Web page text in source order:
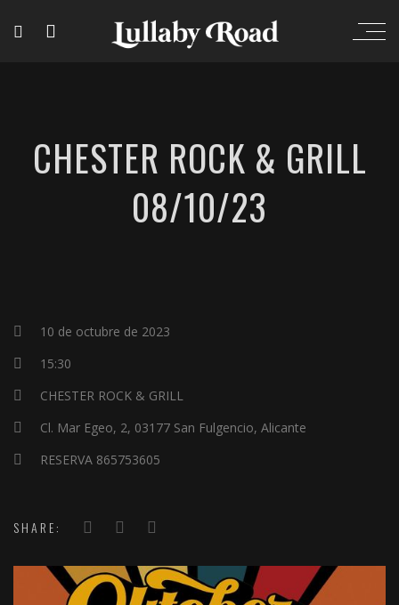
CHESTER ROCK & GRILL
08/10/23
10 de octubre de 2023
15:30
CHESTER ROCK & GRILL
Cl. Mar Egeo, 2, 03177 San Fulgencio, Alicante
RESERVA 865753605
SHARE: